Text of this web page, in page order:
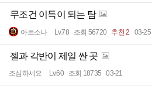
무조건 이득이 되는 탐
아르소나 Lv.78 조회 56720 추천 2 03-25
젤과 각반이 제일 싼 곳
조심하세요 Lv.60 조회 18735 03-21